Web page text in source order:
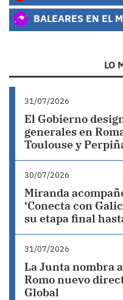
BALEARES EN EL
LO
31/07/2026
El Gobierno
generales en
Toulouse y
30/07/2026
Miranda
‘Conecta con
su etapa final
31/07/2026
La Junta nombra
Romo nuevo
Global